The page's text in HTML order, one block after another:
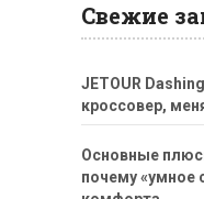
Свежие
JETOUR
кроссовер,
Основные
почему «умное